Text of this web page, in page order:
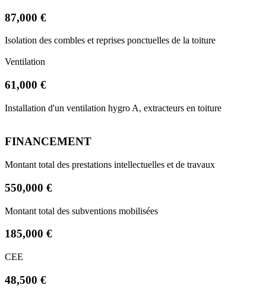
87,000 €
Isolation des combles et reprises ponctuelles de la toiture
Ventilation
61,000 €
Installation d'un ventilation hygro A, extracteurs en toiture
FINANCEMENT
Montant total des prestations intellectuelles et de travaux
550,000 €
Montant total des subventions mobilisées
185,000 €
CEE
48,500 €